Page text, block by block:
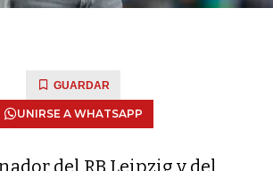
GUARDAR
UNIRSE A WHATSAPP